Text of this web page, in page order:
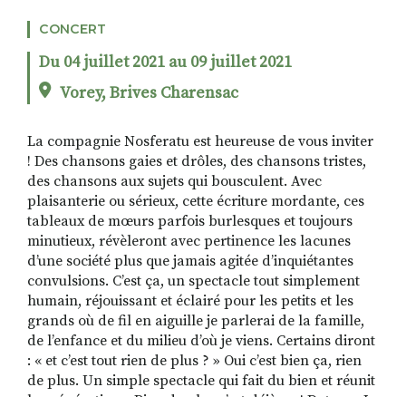
RECHERCHER
S'ABONNER
S'INSCRIRE À LA NEWSLETTER
FACEBOOKINSTAGRAM
LINKEDINYOUTUBE
CONCERT
Du 04 juillet 2021 au 09 juillet 2021
Vorey, Brives Charensac
La compagnie Nosferatu est heureuse de vous inviter
! Des chansons gaies et drôles, des chansons tristes,
des chansons aux sujets qui bousculent. Avec
plaisanterie ou sérieux, cette écriture mordante, ces
tableaux de mœurs parfois burlesques et toujours
minutieux, révèleront avec pertinence les lacunes
d’une société plus que jamais agitée d’inquiétantes
convulsions. C’est ça, un spectacle tout simplement
humain, réjouissant et éclairé pour les petits et les
grands où de fil en aiguille je parlerai de la famille,
de l’enfance et du milieu d’où je viens. Certains diront
: « et c’est tout rien de plus ? » Oui c’est bien ça, rien
de plus. Un simple spectacle qui fait du bien et réunit